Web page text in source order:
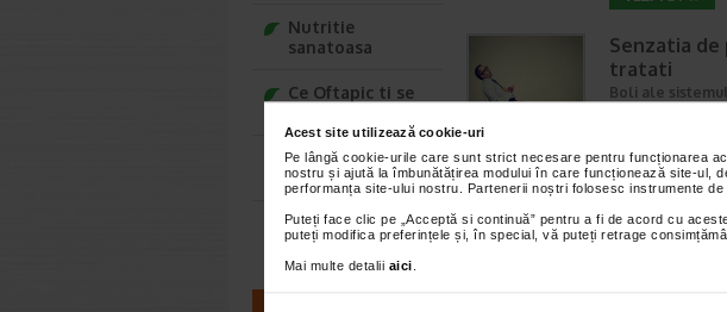
Acest site utilizează cookie-uri
Pe lângă cookie-urile care sunt strict necesare pentru funcționarea
nostru și ajută la îmbunătățirea modului în care funcționează site-ul,
performanța site-ului nostru. Partenerii noștri folosesc instrumente
Puteți face clic pe „Acceptă si continuă” pentru a fi de acord cu
puteți modifica preferințele și, în special, vă puteți retrage
Mai multe detalii aici
Senzatia de
tratati
Boli ale
Multi oameni au
plin, chiar si
In cele mai multe
Nutritie
sanatoasa
Ce Oftapic ti se
Adora – Adorabili
din prima clipa
Seturi cadou
Baylis&Harding